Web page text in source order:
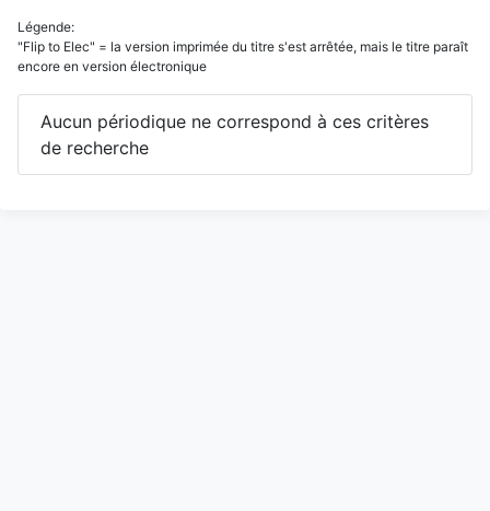
Légende:
"Flip to Elec" = la version imprimée du titre s'est arrêtée, mais le titre paraît
encore en version électronique
Aucun périodique ne correspond à ces critères
de recherche